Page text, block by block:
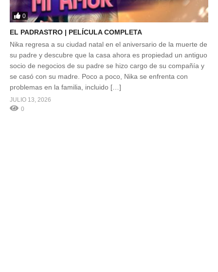
0
EL PADRASTRO | PELÍCULA COMPLETA
Nika regresa a su ciudad natal en el aniversario de la muerte de
su padre y descubre que la casa ahora es propiedad un antiguo
socio de negocios de su padre se hizo cargo de su compañía y
se casó con su madre. Poco a poco, Nika se enfrenta con
problemas en la familia, incluido […]
JULIO 13, 2026
0